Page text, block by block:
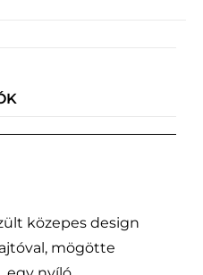
közepes design
mögötte